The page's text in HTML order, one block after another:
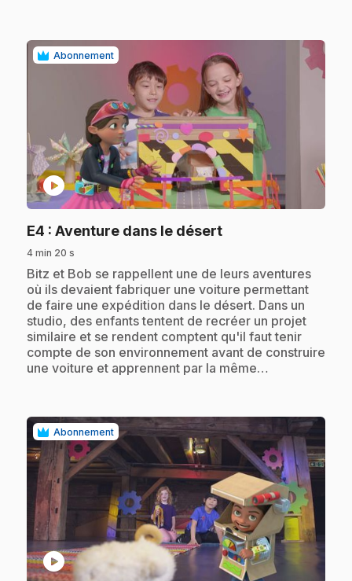
Abonnement
play_circle
E4 : Aventure dans le désert.
4 min 20 s
.Bitz et Bob se rappellent une de leurs aventures
où ils devaient fabriquer une voiture permettant
de faire une expédition dans le désert. Dans un
studio, des enfants tentent de recréer un projet
similaire et se rendent comptent qu'il faut tenir
compte de son environnement avant de construire
une voiture et apprennent par la même…
Abonnement
play_circle